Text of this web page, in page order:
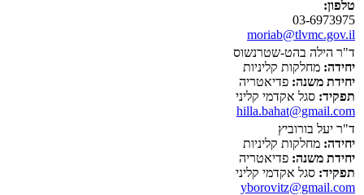
טלפון:
03-6973975
moriab@tlvmc.gov.il
ד"ר הילה בהט-שטרנשוס
יחידה: מחלקות קליניות
יחידת משנה: פדיאטריה
תפקיד: סגל אקדמי קליני
hilla.bahat@gmail.com
ד"ר יעל בורוביץ
יחידה: מחלקות קליניות
יחידת משנה: פדיאטריה
תפקיד: סגל אקדמי קליני
yborovitz@gmail.com